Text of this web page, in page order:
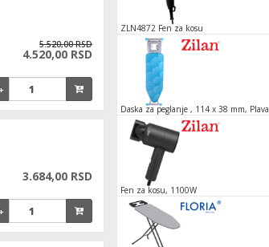
5.520,00 RSD
4.520,00 RSD
3.684,00 RSD
ugaoni, 40
FPM/40 ANG
1.788,00
216,00
M35 Elite
ZLN4872 Fen za kosu
Daska za peglanje , 114 x 38 mm, Plava
Fen za kosu, 1100W